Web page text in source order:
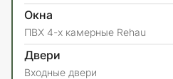
Окна
ПВХ 4-х камерные Rehau
Двери
Входные двери